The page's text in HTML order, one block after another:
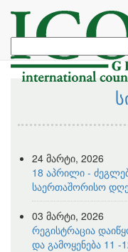
24 მარტი, 2026
18 აპრილი -
საერთაშორისო
03 მარტი, 2026
რეგისტრაცია
და გამოყენება 11 -